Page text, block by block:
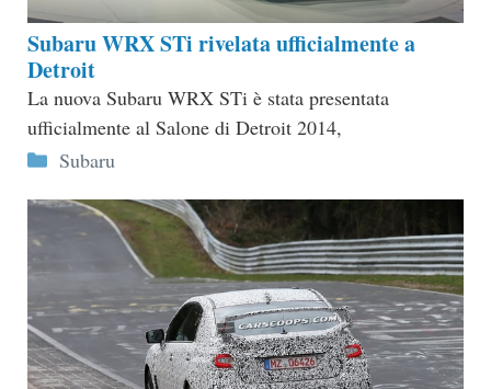
Subaru WRX STi rivelata ufficialmente a
Detroit
La nuova Subaru WRX STi è stata presentata
ufficialmente al Salone di Detroit 2014,
Categorie
Subaru